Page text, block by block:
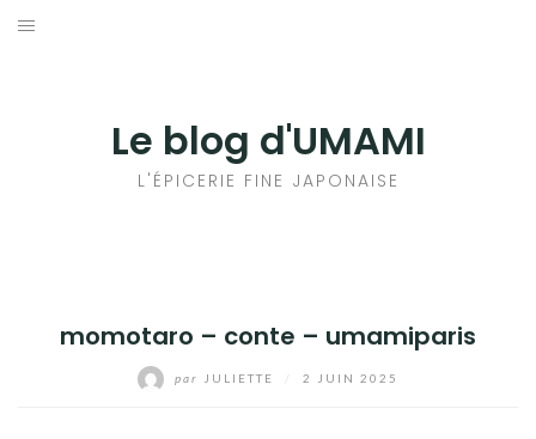
Aller
Le blog d'UMAMI
L'ÉPICERIE FINE JAPONAISE
momotaro – conte – umamiparis
par JULIETTE 2 JUIN 2025